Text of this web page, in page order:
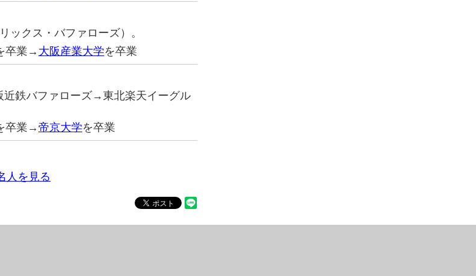
ックス・バファローズ）。
卒業→大阪産業大学を卒業
近鉄バファローズ→東北楽天イーグル
卒業→帝京大学を卒業
人を見る